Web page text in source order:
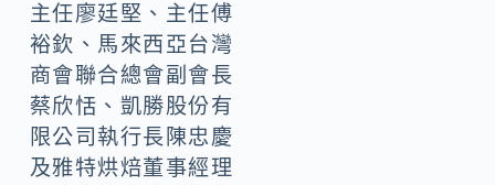
主任廖廷堅、主任傅
裕欽、馬來西亞台灣
商會聯合總會副會長
蔡欣恬、凱勝股份有
限公司執行長陳忠慶
及雅特烘焙董事經理